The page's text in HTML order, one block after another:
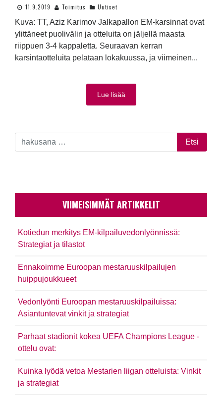
11.9.2019 Toimitus Uutiset
Kuva: TT, Aziz Karimov Jalkapallon EM-karsinnat ovat
ylittäneet puolivälin ja otteluita on jäljellä maasta
riippuen 3-4 kappaletta. Seuraavan kerran
karsintaotteluita pelataan lokakuussa, ja viimeinen...
Lue lisää
VIIMEISIMMÄT ARTIKKELIT
Kotiedun merkitys EM-kilpailuvedonlyönnissä:
Strategiat ja tilastot
Ennakoimme Euroopan mestaruuskilpailujen
huippujoukkueet
Vedonlyönti Euroopan mestaruuskilpailuissa:
Asiantuntevat vinkit ja strategiat
Parhaat stadionit kokea UEFA Champions League -
ottelu ovat:
Kuinka lyödä vetoa Mestarien liigan otteluista: Vinkit
ja strategiat